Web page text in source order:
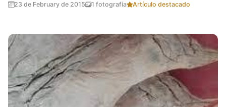
23 de February de 2015 1 fotografía Artículo destacado